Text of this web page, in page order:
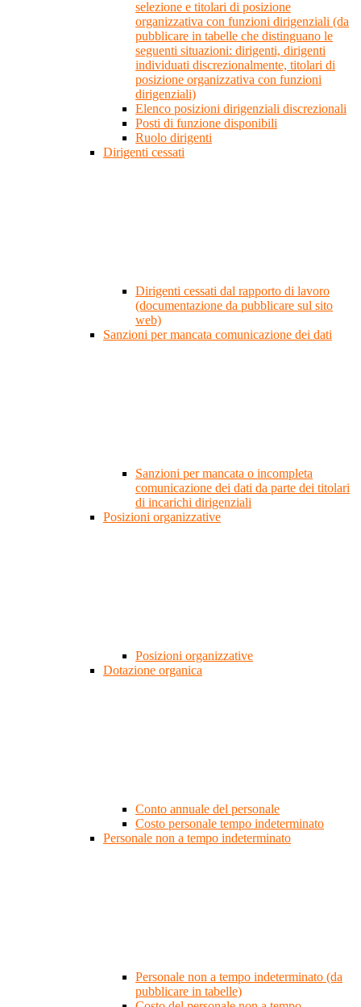
selezione e titolari di posizione
organizzativa con funzioni dirigenziali (da
pubblicare in tabelle che distinguano le
seguenti situazioni: dirigenti, dirigenti
individuati discrezionalmente, titolari di
posizione organizzativa con funzioni
dirigenziali)
Elenco posizioni dirigenziali discrezionali
Posti di funzione disponibili
Ruolo dirigenti
Dirigenti cessati
Dirigenti cessati dal rapporto di lavoro
(documentazione da pubblicare sul sito
web)
Sanzioni per mancata comunicazione dei dati
Sanzioni per mancata o incompleta
comunicazione dei dati da parte dei titolari
di incarichi dirigenziali
Posizioni organizzative
Posizioni organizzative
Dotazione organica
Conto annuale del personale
Costo personale tempo indeterminato
Personale non a tempo indeterminato
Personale non a tempo indeterminato (da
pubblicare in tabelle)